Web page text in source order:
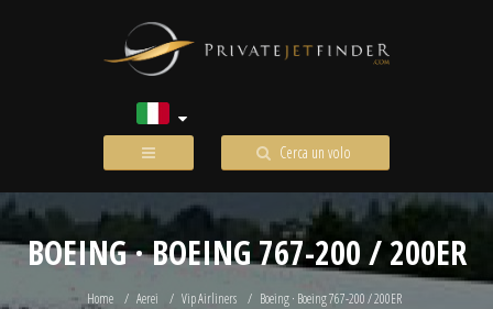
Cerca un volo
BOEING · BOEING 767-200 / 200ER
Home Aerei Vip Airliners Boeing · Boeing 767-200 / 200ER